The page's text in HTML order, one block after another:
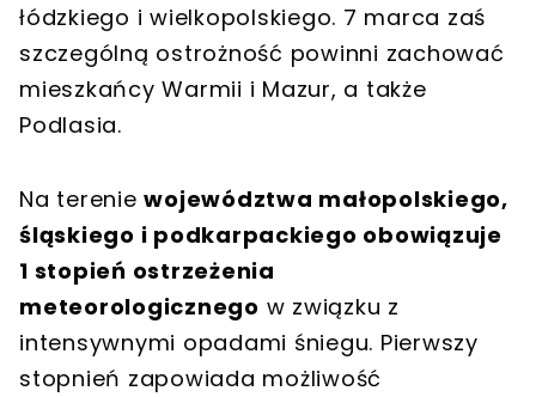
łódzkiego i wielkopolskiego. 7 marca zaś
szczególną ostrożność powinni zachować
mieszkańcy Warmii i Mazur, a także
Podlasia.
Na tereniewojewództwa małopolskiego,
śląskiego i podkarpackiego obowiązuje
1 stopień ostrzeżenia
meteorologicznego w związku z
intensywnymi opadami śniegu. Pierwszy
stopnień zapowiada możliwość